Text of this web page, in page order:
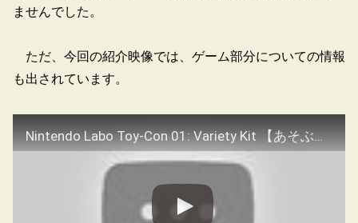
ませんでした。
ただ、今回の紹介映像では、ゲーム部分についての情報
も出されています。
Nintendo Labo Toy-Con 01: Variety Kit 【あそぶ】 紹介映像